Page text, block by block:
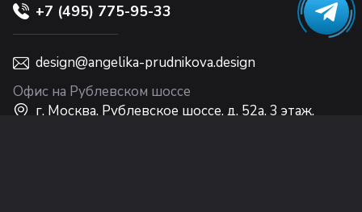
+7 (495) 775-95-33
design@angelika-prudnikova.design
Офис на Рублевском шоссе
г. Москва, Рублевское шоссе, д. 52а, 3 этаж,